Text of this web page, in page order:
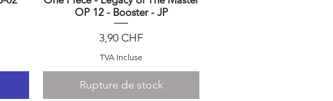
OP 12 - Booster - JP
Prix
3,90 CHF
TVA Incluse
Rupture de stock